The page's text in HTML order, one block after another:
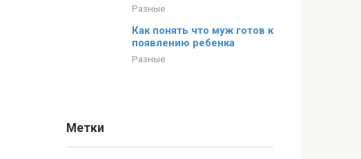
Разные
Как понять что муж готов к
появлению ребенка
Разные
Метки